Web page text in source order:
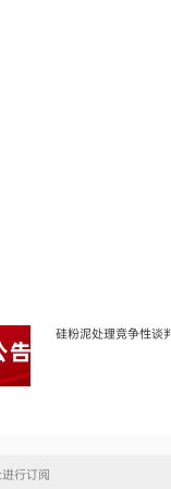
硅粉泥处理竞争性谈